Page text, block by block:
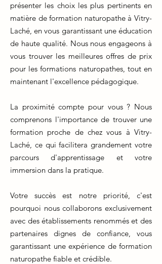
présenter les choix les plus pertinents en
matière de formation naturopathe à Vitry-
Laché, en vous garantissant une éducation
de haute qualité. Nous nous engageons à
vous trouver les meilleures offres de prix
pour les formations naturopathes, tout en
maintenant l'excellence pédagogique.
La proximité compte pour vous ? Nous
comprenons l'importance de trouver une
formation proche de chez vous à Vitry-
Laché, ce qui facilitera grandement votre
parcours d'apprentissage et votre
immersion dans la pratique.
Votre succès est notre priorité, c'est
pourquoi nous collaborons exclusivement
avec des établissements renommés et des
partenaires dignes de confiance, vous
garantissant une expérience de formation
naturopathe fiable et crédible.